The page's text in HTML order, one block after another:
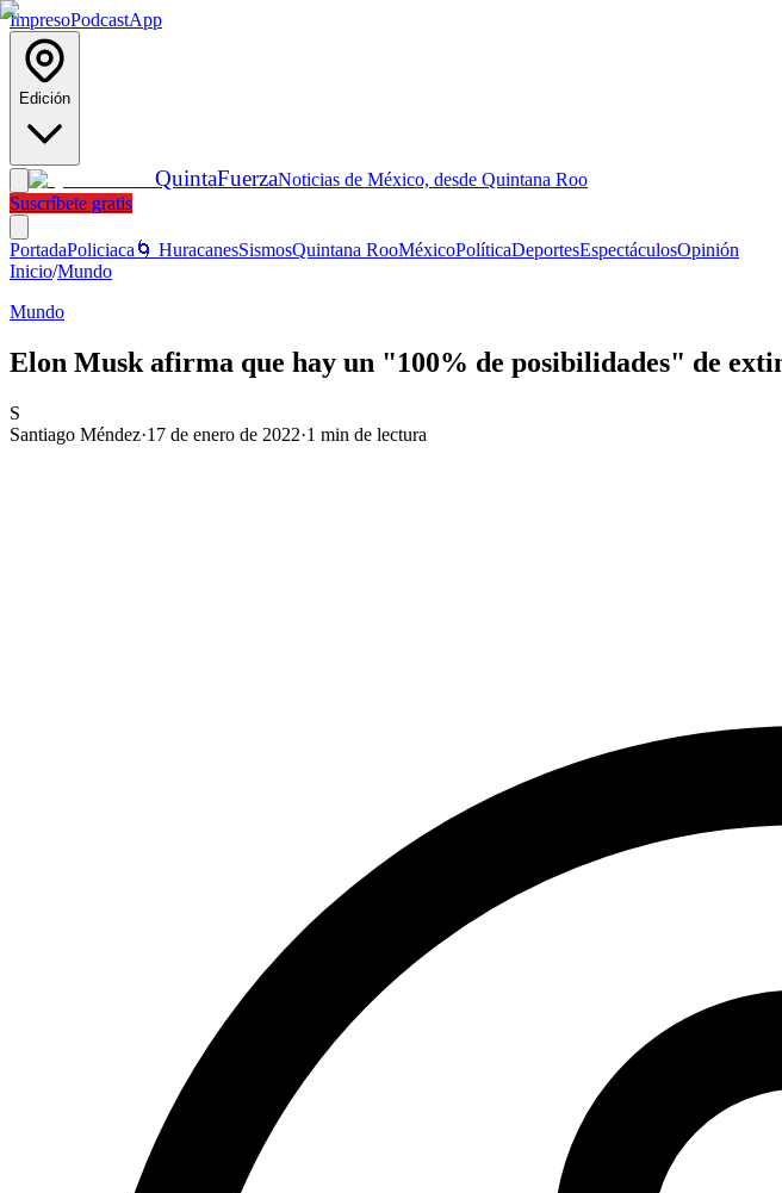
ImpresoPodcastApp
Edición
QuintaFuerzaNoticias de México, desde Quintana Roo
Suscríbete gratis
PortadaPoliciaca 🌀 HuracanesSismosQuintana RooMéxicoPolíticaDeportesEspectáculosOpinión
Inicio/Mundo
Mundo
Elon Musk afirma que hay un "100% de posibilidades" de
S
Santiago Méndez·17 de enero de 2022·1 min de lectura